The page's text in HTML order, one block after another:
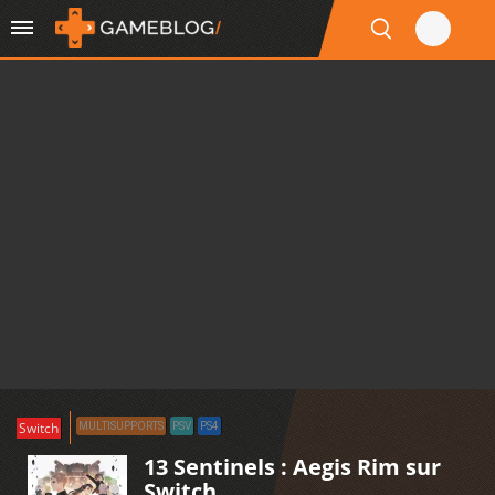
Switch MULTISUPPORTS PSV PS4
13 Sentinels : Aegis Rim sur